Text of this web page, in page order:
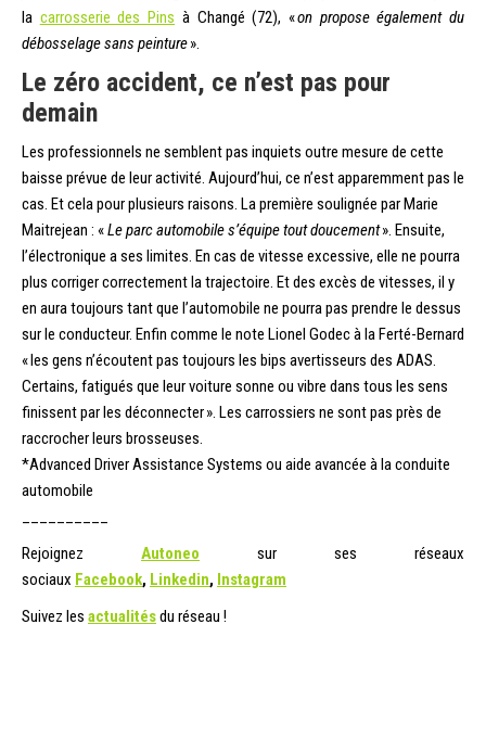
la carrosserie des Pins à Changé (72), «on propose également du
débosselage sans peinture».
Le zéro accident, ce n’est pas pour
demain
Les professionnels ne semblent pas inquiets outre mesure de cette
baisse prévue de leur activité. Aujourd’hui, ce n’est apparemment pas le
cas. Et cela pour plusieurs raisons. La première soulignée par Marie
Maitrejean : «Le parc automobile s’équipe tout doucement». Ensuite,
l’électronique a ses limites. En cas de vitesse excessive, elle ne pourra
plus corriger correctement la trajectoire. Et des excès de vitesses, il y
en aura toujours tant que l’automobile ne pourra pas prendre le dessus
sur le conducteur. Enfin comme le note Lionel Godec à la Ferté-Bernard
« les gens n’écoutent pas toujours les bips avertisseurs des ADAS.
Certains, fatigués que leur voiture sonne ou vibre dans tous les sens
finissent par les déconnecter ». Les carrossiers ne sont pas près de
raccrocher leurs brosseuses.
*Advanced Driver Assistance Systems ou aide avancée à la conduite
automobile
Rejoignez Autoneo
sur ses réseaux
sociaux Facebook, Linkedin, Instagram
Suivez les actualitésdu réseau !